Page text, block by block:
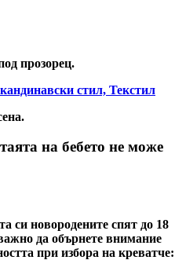
прозорец.
на бебето не може
си новородените спят до 18
да обърнете внимание
при избора на креватче: